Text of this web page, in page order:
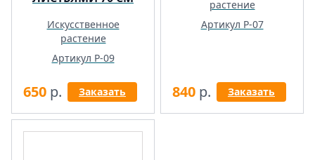
Искусственное
растение
Артикул Р-09
650 р. Заказать
растение
Артикул Р-07
840 р. Заказать